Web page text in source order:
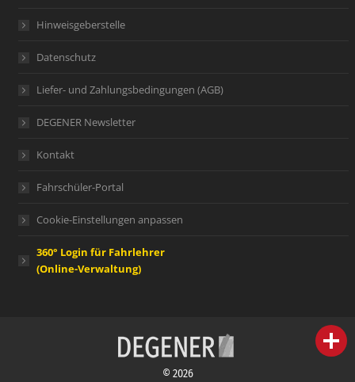
Hinweisgeberstelle
Datenschutz
Liefer- und Zahlungsbedingungen (AGB)
DEGENER Newsletter
Kontakt
Fahrschüler-Portal
Cookie-Einstellungen anpassen
360° Login für Fahrlehrer
(Online-Verwaltung)
© 2026
person IHR FACHBERATER
campaign